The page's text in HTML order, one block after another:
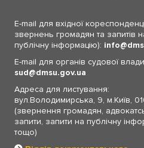
E-mail для вхідної
звернень громадян та запитів
публічну інформацію): info
E-mail для органів судової
sud
dmsu.gov.ua
Адреса для листування:
вул.Володимирська, 9, м.Київ,
(звернення громадян,
запити, запити на публічну
тощо)